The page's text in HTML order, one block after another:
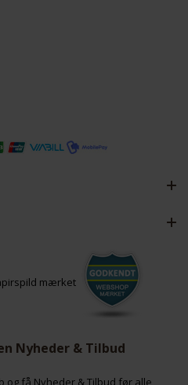
Nyheder & Tilbud
og få Nyheder & Tilbud før alle